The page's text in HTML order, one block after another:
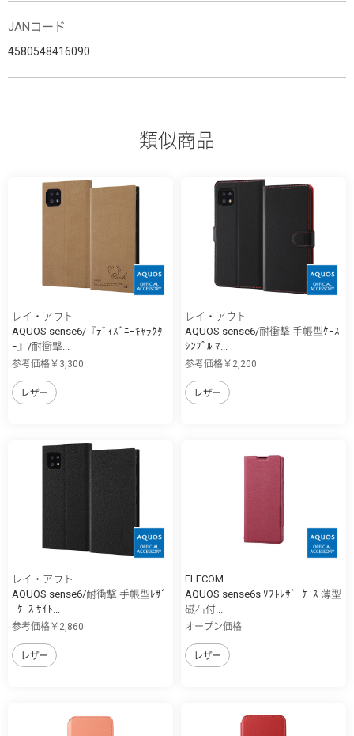
JANコード
4580548416090
類似商品
レイ・アウト
AQUOS sense6/『ﾃﾞｨｽﾞﾆｰｷｬﾗｸﾀ
ｰ』/耐衝撃...
参考価格￥3,300
レザー
レイ・アウト
AQUOS sense6/耐衝撃 手帳型ｹｰｽ
ｼﾝﾌﾟﾙ ﾏ...
参考価格￥2,200
レザー
レイ・アウト
AQUOS sense6/耐衝撃 手帳型ﾚｻﾞ
ｰｹｰｽ ｻｲﾄ...
参考価格￥2,860
レザー
ELECOM
AQUOS sense6s ｿﾌﾄﾚｻﾞｰｹｰｽ 薄型
磁石付...
オープン価格
レザー